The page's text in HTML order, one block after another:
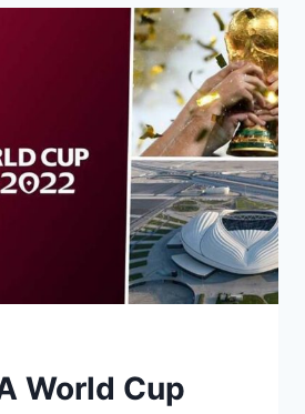
World Cup